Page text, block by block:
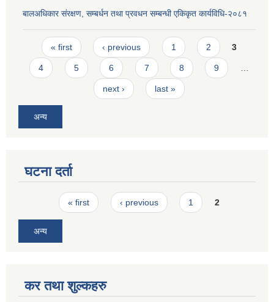
बालअधिकार संरक्षण, सम्बर्धन तथा प्रवधन सम्बन्धी एकिकृत कार्यविधि-२०८१
Pages
« first ‹ previous 1 2 3
4 5 6 7 8 9
next › last »
अन्य
घटना दर्ता
Pages« first ‹ previous 1 2
अन्य
कर तथा शुल्कहरु